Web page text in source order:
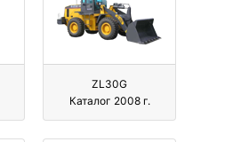
ZL30G
Каталог 2008 г.